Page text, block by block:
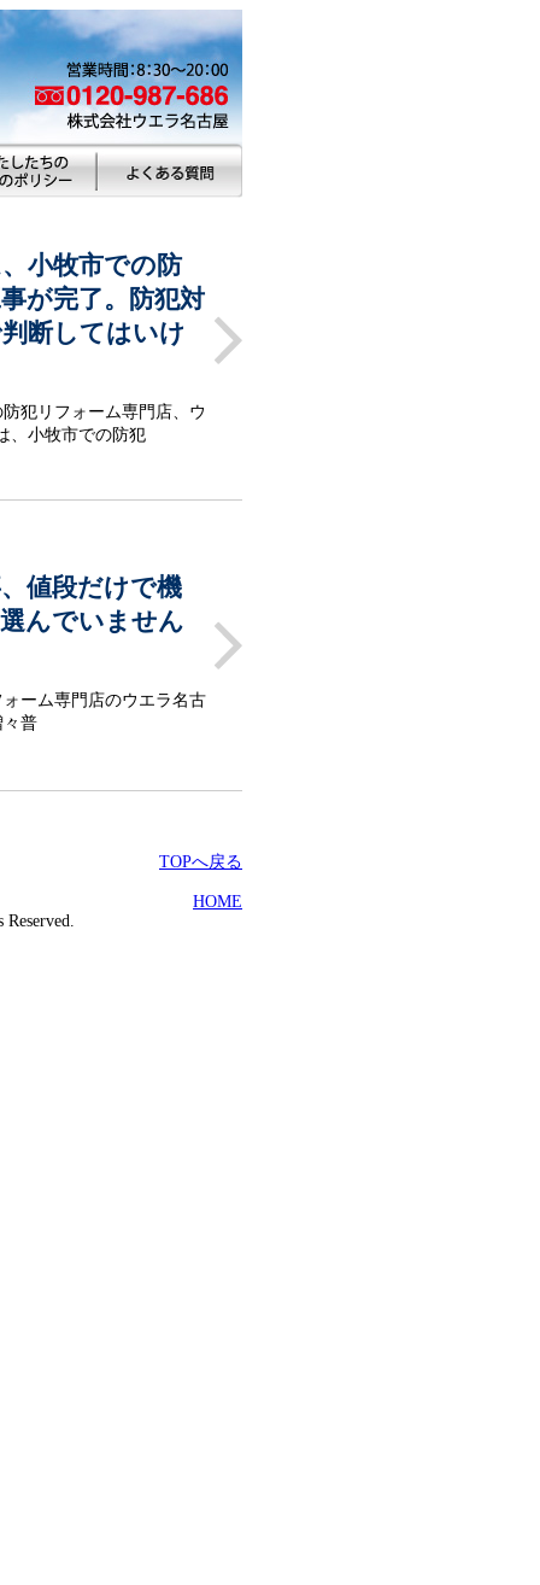
小牧市での防
が完了。防犯対
断してはいけ
犯リフォーム専門店、ウ
、小牧市での防犯
値段だけで機
んでいません
ーム専門店のウエラ名古
普
TOPへ戻る
HOME